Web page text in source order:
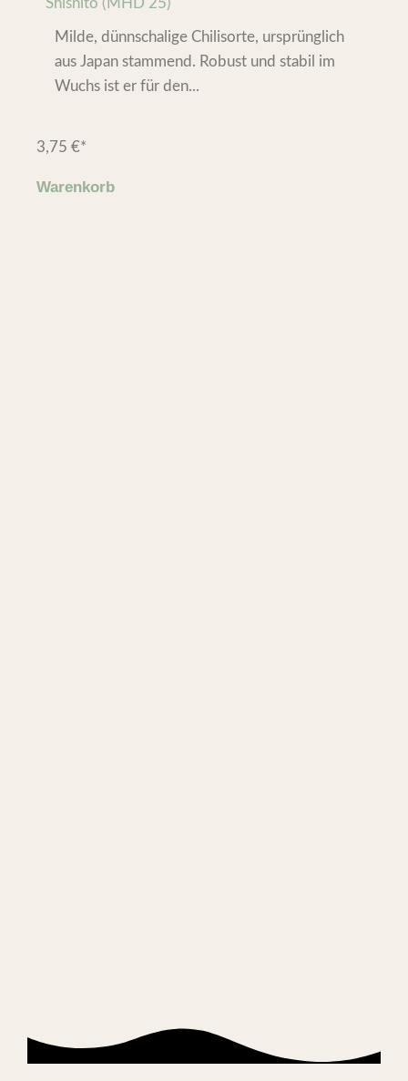
Shishito (MHD 25)
Milde, dünnschalige Chilisorte, ursprünglich
aus Japan stammend. Robust und stabil im
Wuchs ist er für den...
3,75 €*
Warenkorb